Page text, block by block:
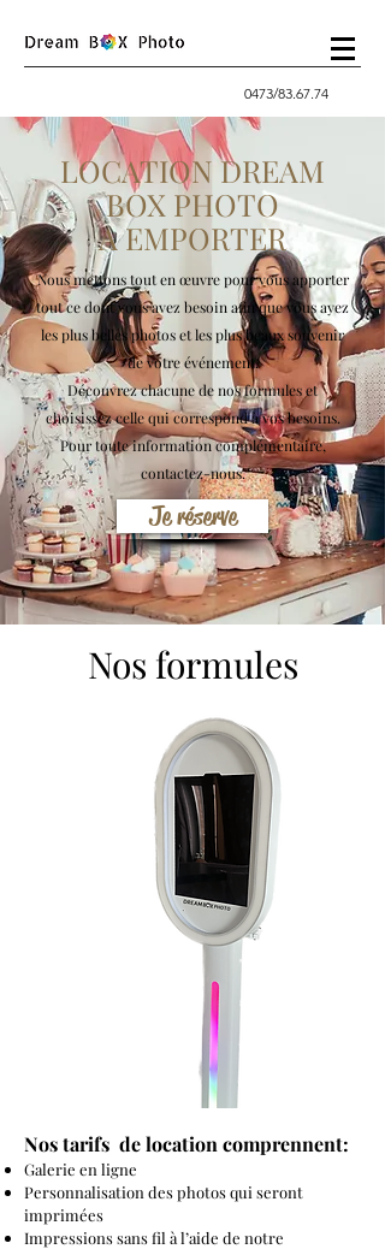
0473/83.67.74
LOCATION DREAM
BOX PHOTO
A EMPORTER
Nous mettons tout en œuvre pour vous apporter
tout ce dont vous avez besoin afin que vous ayez
les plus belles photos et les plus beaux souvenir
de votre événement.
Découvrez chacune de nos formules et
choisissez celle qui correspond à vos besoins.
Pour toute information complémentaire,
contactez-nous.
Je réserve
Nos formules
Nos tarifs de location comprennent:
Galerie en ligne
Personnalisation des photos qui seront
imprimées
Impressions sans fil à l’aide de notre